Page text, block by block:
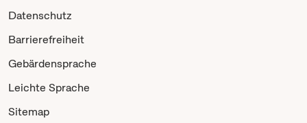
Datenschutz
Barrierefreiheit
Gebärdensprache
Leichte Sprache
Sitemap